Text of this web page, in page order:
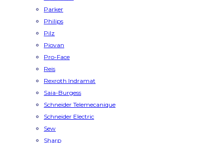
Parker
Philips
Pilz
Piovan
Pro-Face
Reis
Rexroth Indramat
Saia-Burgess
Schneider Telemecanique
Schneider Electric
Sew
Sharp